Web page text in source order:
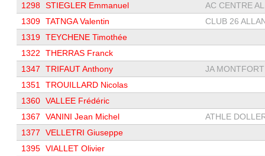
1298 STIEGLER Emmanuel
AC CENTRE
1309 TATNGA Valentin
CLUB 26
1319 TEYCHENE Timothée
1322
THERRAS Franck
1347
TRIFAUT Anthony
JA
1351
TROUILLARD Nicolas
1360 VALLEE Frédéric
1367
VANINI Jean Michel
ATHLE
1377
VELLETRI Giuseppe
1395 VIALLET Olivier